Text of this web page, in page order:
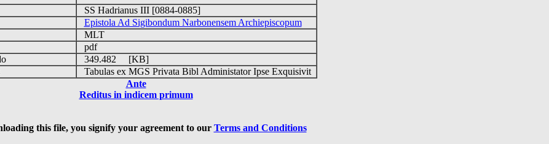
SS Hadrianus III [0884-0885]
Epistola Ad Sigibondum Narbonensem Archiepiscopum
MLT
pdf
349.482 [KB]
Tabulas ex MGS Privata Bibl Administator Ipse Exquisivit
Ante
Reditus in indicem primum
this file, you signify your agreement to our Terms and Conditions